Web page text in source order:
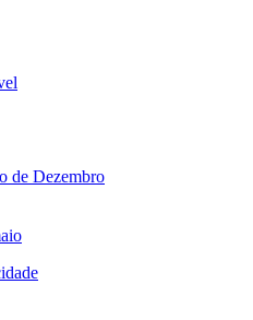
de Dezembro